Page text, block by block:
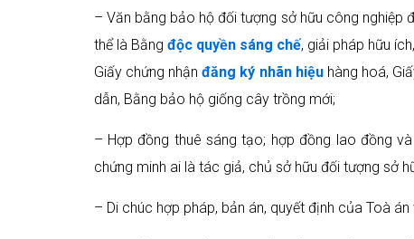
– Văn bằng bảo hộ đối tượng sở hữu công nghiệp
thể là Bằng độc quyền sáng chế, giải pháp hữu
Giấy chứng nhậnđăng ký nhãn hiệuhàng hoá,
dẫn, Bằng bảo hộ giống cây trồng mới;
– Hợp đồng thuê sáng tạo; hợp đồng lao đồng
chứng minh ai là tác giả, chủ sở hữu đối tượng sở
– Di chúc hợp pháp, bản án, quyết định của Toà